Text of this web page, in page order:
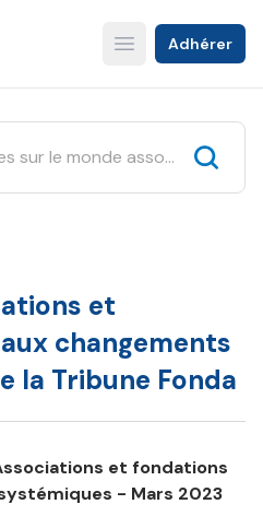
Open main menu
Adhérer
et
changements
la Tribune Fonda
et fondations
- Mars 2023